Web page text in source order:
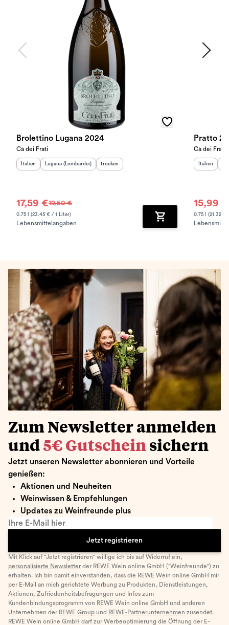
Brolettino Lugana 2024
Cà dei Frati
Herkunftsland:
Italien Herkunftsregion:
Lugana (Lombardei) Geschmack
trocken
17,59 €19,50 €
0.75 l (23.45 € / 1 Liter)
Lebensmittelangaben Zum Warenkorb
Pratto
Cà dei Frati
Italien
15,99 €
0.75 l (21.32 €
Zum Newsletter anmelden
und 5€ Gutschein sichern
Jetzt unseren Newsletter abonnieren und Vorteile
genießen:
Aktionen und Neuheiten
Weinwissen & Empfehlungen
Updates zu Weinfreunde plus
Ihre E-Mail hier
Jetzt registrieren
Mit Klick auf "Jetzt registrieren" willige ich bis auf Widerruf ein,
personalisierte Newsletter der REWE Wein online GmbH ("Weinfreunde") zu
erhalten. Ich bin damit einverstanden, dass die REWE Wein online GmbH mir
per E-Mail an mich gerichtete Werbung zu Produkten, Dienstleistungen,
Aktionen, Zufriedenheitsbefragungen und Infos zum
Kundenbindungsprogramm von REWE Wein online GmbH und anderen
Unternehmen der REWE Group und REWE-Partnerunternehmen zusendet.
REWE Wein online GmbH darf zur Werbeoptimierung die Öffnung der E-